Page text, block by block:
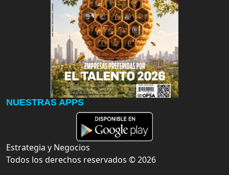
NUESTRAS APPS
Estrategia y Negocios
Todos los derechos reservados ©2026